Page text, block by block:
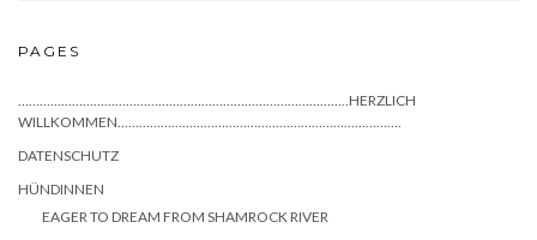
PAGES
………………………………………………………………………………..HERZLICH
WILLKOMMEN…………………………………………………………………….
DATENSCHUTZ
HÜNDINNEN
EAGER TO DREAM FROM SHAMROCK RIVER